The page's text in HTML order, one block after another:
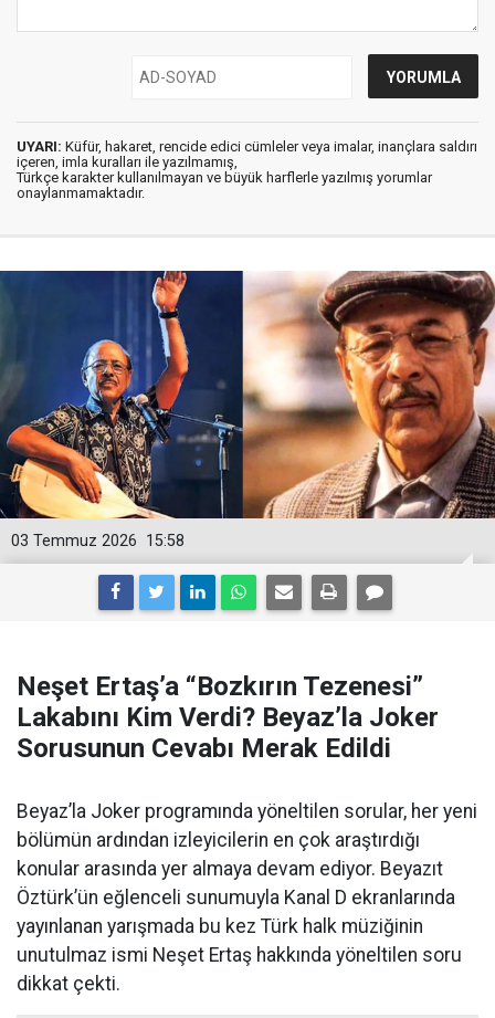
UYARI: Küfür, hakaret, rencide edici cümleler veya imalar, inançlara saldırı
içeren, imla kuralları ile yazılmamış,
Türkçe karakter kullanılmayan ve büyük harflerle yazılmış yorumlar
onaylanmamaktadır.
15:58
03 Temmuz 2026
Neşet Ertaş’a “Bozkırın Tezenesi”
Lakabını Kim Verdi? Beyaz’la Joker
Sorusunun Cevabı Merak Edildi
Beyaz’la Joker programında yöneltilen sorular, her yeni
bölümün ardından izleyicilerin en çok araştırdığı
konular arasında yer almaya devam ediyor. Beyazıt
Öztürk’ün eğlenceli sunumuyla Kanal D ekranlarında
yayınlanan yarışmada bu kez Türk halk müziğinin
unutulmaz ismi Neşet Ertaş hakkında yöneltilen soru
dikkat çekti.